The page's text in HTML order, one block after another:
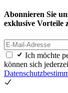
Abonnieren Sie
exklusive Vorteile
Ich möchte
können sich